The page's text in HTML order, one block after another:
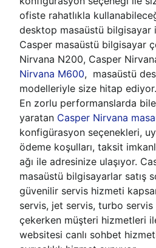
ofiste rahatlıkla
desktop masaüstü bilgisayar
Casper masaüstü bilgisayar
Nirvana N200, Casper
Nirvana M600, masaüstü
modelleriyle size hitap ediyor.
En zorlu performanslarda
yaratan Casper Nirvana
konfigürasyon seçenekleri,
ödeme koşulları, taksit
ağı ile adresinize ulaşıyor.
masaüstü bilgisayarlar satış
güvenilir servis hizmeti
servis, jet servis, turbo
çekerken müşteri hizmetleri
websitesi canlı sohbet